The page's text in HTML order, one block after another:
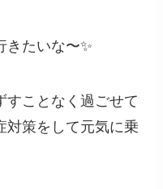
きたいな〜✨
すことなく過ごせて
対策をして元気に乗